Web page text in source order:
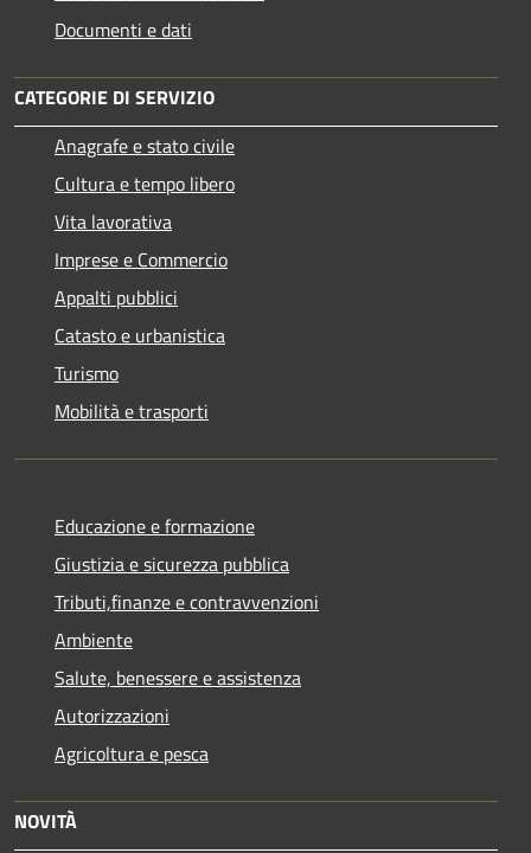
Documenti e dati
CATEGORIE DI SERVIZIO
Anagrafe e stato civile
Cultura e tempo libero
Vita lavorativa
Imprese e Commercio
Appalti pubblici
Catasto e urbanistica
Turismo
Mobilità e trasporti
Educazione e formazione
Giustizia e sicurezza pubblica
Tributi,finanze e contravvenzioni
Ambiente
Salute, benessere e assistenza
Autorizzazioni
Agricoltura e pesca
NOVITÀ